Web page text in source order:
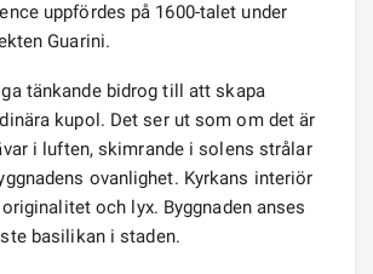
uppfördes på 1600-talet under
Guarini.
tänkande bidrog till att skapa
kupol. Det ser ut som om det är
i luften, skimrande i solens strålar
ovanlighet. Kyrkans interiör
och lyx. Byggnaden anses
basilikan i staden.